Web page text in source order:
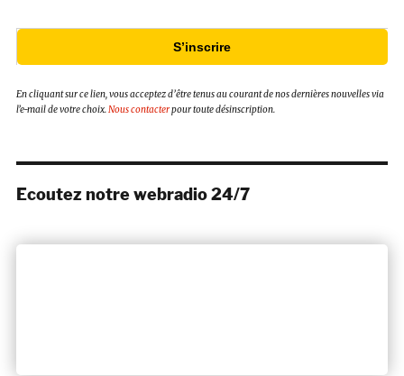
S’inscrire
En cliquant sur ce lien, vous acceptez d’être tenus au courant de nos dernières nouvelles via
l’e-mail de votre choix.Nous contacterpour toute désinscription.
Ecoutez notre webradio 24/7